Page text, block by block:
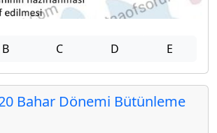
B C D E
Bahar Dönemi Bütünleme